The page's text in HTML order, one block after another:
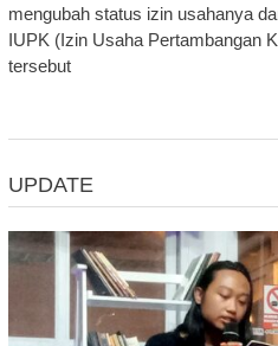
mengubah status izin usahanya
IUPK (Izin Usaha Pertambangan
tersebut
UPDATE